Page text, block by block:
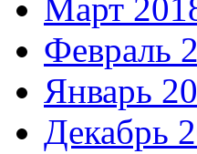
Март
Февраль
Январь
Декабрь